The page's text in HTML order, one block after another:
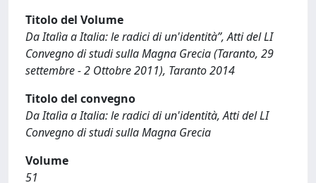
Titolo del Volume
Da Italìa a Italia: le radici di un'identità”, Atti del LI
Convegno di studi sulla Magna Grecia (Taranto, 29
settembre - 2 Ottobre 2011), Taranto 2014
Titolo del convegno
Da Italìa a Italia: le radici di un'identità, Atti del LI
Convegno di studi sulla Magna Grecia
Volume
51